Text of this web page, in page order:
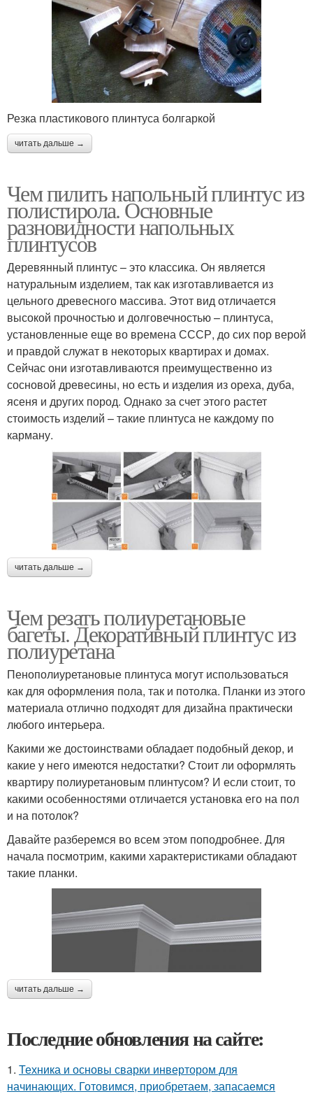
Резка пластикового плинтуса болгаркой
читать дальше →
Чем пилить напольный плинтус из
полистирола. Основные
разновидности напольных
плинтусов
Деревянный плинтус – это классика. Он является
натуральным изделием, так как изготавливается из
цельного древесного массива. Этот вид отличается
высокой прочностью и долговечностью – плинтуса,
установленные еще во времена СССР, до сих пор верой
и правдой служат в некоторых квартирах и домах.
Сейчас они изготавливаются преимущественно из
сосновой древесины, но есть и изделия из ореха, дуба,
ясеня и других пород. Однако за счет этого растет
стоимость изделий – такие плинтуса не каждому по
карману.
читать дальше →
Чем резать полиуретановые
багеты. Декоративный плинтус из
полиуретана
Пенополиуретановые плинтуса могут использоваться
как для оформления пола, так и потолка. Планки из этого
материала отлично подходят для дизайна практически
любого интерьера.
Какими же достоинствами обладает подобный декор, и
какие у него имеются недостатки? Стоит ли оформлять
квартиру полиуретановым плинтусом? И если стоит, то
какими особенностями отличается установка его на пол
и на потолок?
Давайте разберемся во всем этом поподробнее. Для
начала посмотрим, какими характеристиками обладают
такие планки.
читать дальше →
Последние обновления на сайте:
1. Техника и основы сварки инвертором для
начинающих. Готовимся, приобретаем, запасаемся